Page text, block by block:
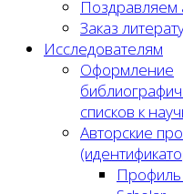
Поздравляем
Заказ
Исследователям
Оформление
списков к
Авторские
Профиль